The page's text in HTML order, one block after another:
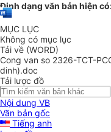
Định dạng văn bản hiện
MỤC LỤC
Không có mục lục
Tải về (WORD)
Cong van so 2326-TCT-
dinh).doc
Tải lược đồ
Nội dung VB
Văn bản gốc
Tiếng anh